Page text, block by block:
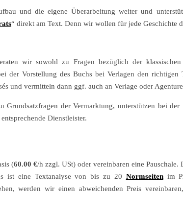
und die eigene Überarbeitung weiter und
“ direkt am Text. Denn wir wollen für jede Geschichte
wir sowohl zu Fragen bezüglich der
der Vorstellung des Buchs bei Verlagen den richtigen
und vermitteln dann ggf. auch an Verlage oder
der Vermarktung, unterstützen bei der
Dienstleister.
(60.00 €/h zzgl. USt) oder vereinbaren eine Pauschale.
ist eine Textanalyse von bis zu 20 Normseiten im
werden wir einen abweichenden Preis